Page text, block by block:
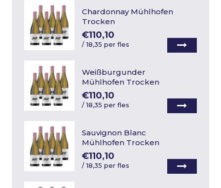
Chardonnay Mühlhofen
Trocken
€110,10
/18,35 per fles
Weißburgunder
Mühlhofen Trocken
€110,10
/18,35 per fles
Sauvignon Blanc
Mühlhofen Trocken
€110,10
/18,35 per fles